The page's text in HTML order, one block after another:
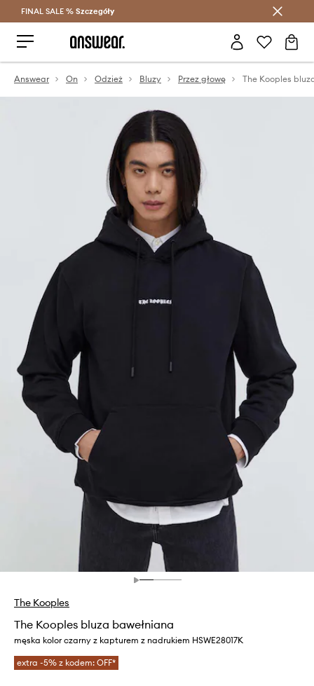
Oszczędzaj z Answear Club >
FINAL SALE % Szczegóły
Answear On Odzież Bluzy Przez głowę The Kooples
The Kooples
The Kooples bluza bawełniana
męska kolor czarny z kapturem z nadrukiem HSWE28017K
extra -5% z kodem: OFF*